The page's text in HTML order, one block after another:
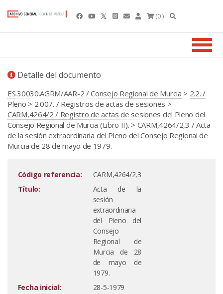
(0 )
Detalle del documento
ES.30030.AGRM/AAR-2 / Consejo Regional de Murcia > 2.2. /
Pleno > 2.007. / Registros de actas de sesiones >
CARM,4264/2 / Registro de actas de sesiones del Pleno del
Consejo Regional de Murcia (Libro II). > CARM,4264/2,3 / Acta
de la sesión extraordinaria del Pleno del Consejo Regional de
Murcia de 28 de mayo de 1979.
Código referencia:
CARM,4264/2,3
Título:
Acta de la
sesión
extraordinaria
del Pleno del
Consejo
Regional de
Murcia de 28
de mayo de
1979.
Fecha inicial:
28-5-1979